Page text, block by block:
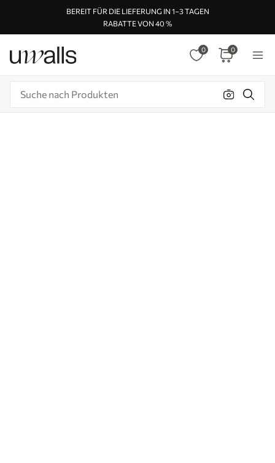
BEREIT FÜR DIE LIEFERUNG IN 1–3 TAGEN
RABATTE VON 40 %
0 0